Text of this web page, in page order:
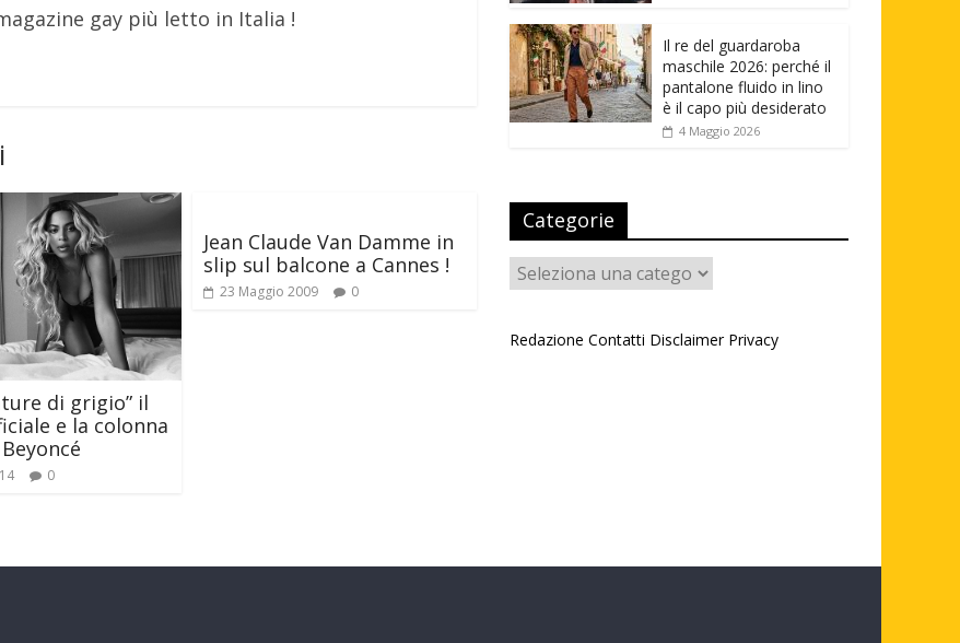
gay più letto in Italia !
di grigio” il
e la colonna
0
Jean Claude Van Damme in
slip sul balcone a Cannes !
23 Maggio 2009 0
Il re del guardaroba
maschile 2026: perché il
pantalone fluido in lino
è il capo più desiderato
4 Maggio 2026
Categorie
Categorie
Redazione Contatti Disclaimer Privacy